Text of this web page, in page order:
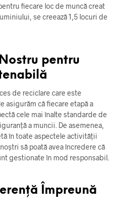
fiecare loc de muncă creat
se creează 1,5 locuri de
pentru
de reciclare care este
asigurăm că fiecare etapă a
cele mai înalte standarde de
a muncii. De asemenea,
în toate aspectele activității
să poată avea încredere că
gestionate în mod responsabil.
Împreună